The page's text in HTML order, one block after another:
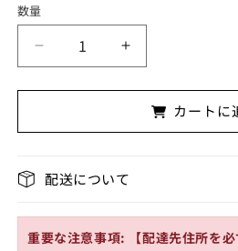
数量
終
る
「今
終
る
カートに
配送について
重要な注意事項: 【配達先住所を